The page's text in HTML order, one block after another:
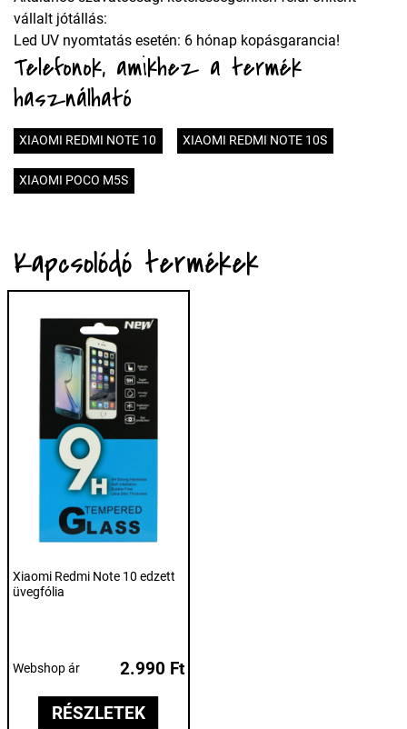
vállalt jótállás:
Led UV nyomtatás esetén: 6 hónap kopásgarancia!
Telefonok, amikhez a termék
használható
XIAOMI REDMI NOTE 10 XIAOMI REDMI NOTE 10S
XIAOMI POCO M5S
Kapcsolódó termékek
Xiaomi Redmi Note 10 edzett
üvegfólia
Webshop ár 2.990 Ft
RÉSZLETEK